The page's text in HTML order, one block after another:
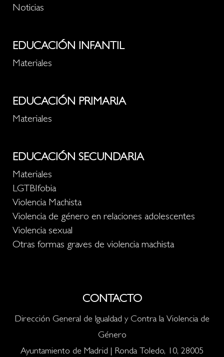
Noticias
EDUCACIÓN INFANTIL
Materiales
EDUCACIÓN PRIMARIA
Materiales
EDUCACIÓN SECUNDARIA
Materiales
LGTBIfobia
Violencia Machista
Violencia de género en relaciones adolescentes
Violencia sexual
Otras formas graves de violencia machista
CONTACTO
Dirección General de Igualdad y Contra la Violencia de
Género
Ayuntamiento de Madrid | Ronda Toledo, 10, 28005